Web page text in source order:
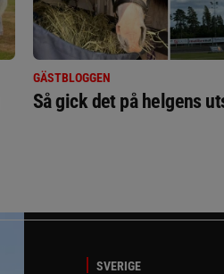
GÄSTBLOGGEN
Så gick det på helgens
SVERIGE